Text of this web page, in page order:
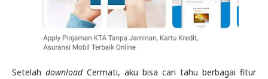
Setelah downloadCermati, aku bisa cari tahu berbagai fitur